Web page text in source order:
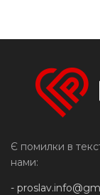
Є помилки в
нами:
-